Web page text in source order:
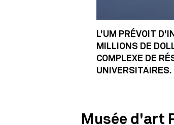
L'UM PRÉVOIT
MILLIONS DE
COMPLEXE DE
UNIVERSITAIRES.
Musée d'art